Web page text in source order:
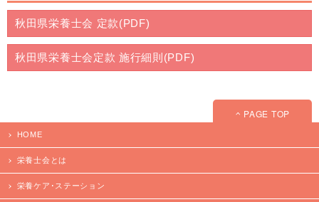
秋田県栄養士会 定款(PDF)
秋田県栄養士会定款 施行細則(PDF)
PAGE TOP
HOME
栄養士会とは
栄養ケア･ステーション